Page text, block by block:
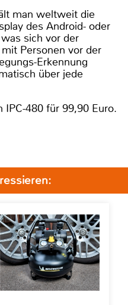
man weltweit die
des Android- oder
sich vor der
Personen vor der
Erkennung
über jede
IPC-480 für 99,90 Euro.